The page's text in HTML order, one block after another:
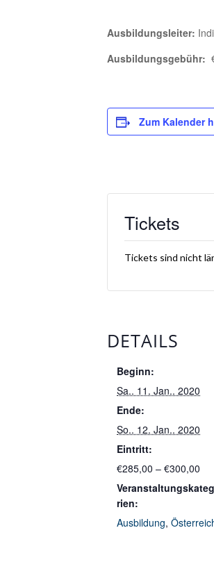
Ausbildungsleiter:
Ausbildungsgebühr:
Zum Kalender
Tickets
Tickets sind nicht
DETAILS
Beginn:
Sa.. 11. Jan.. 2020
Ende:
So.. 12. Jan.. 2020
Eintritt:
€285,00 – €300,00
rien:
Ausbildung,